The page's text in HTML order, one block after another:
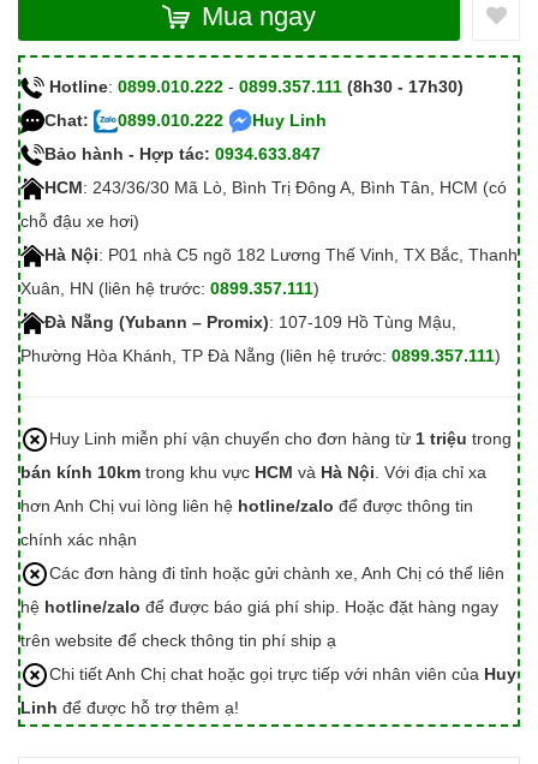
Mua ngay
Hotline: 0899.010.222 - 0899.357.111 (8h30 - 17h30)
Chat:
0899.010.222
Huy Linh
Bảo hành - Hợp tác: 0934.633.847
HCM: 243/36/30 Mã Lò, Bình Trị Đông A, Bình Tân, HCM (có
chỗ đậu xe hơi)
Hà Nội: P01 nhà C5 ngõ 182 Lương Thế Vinh, TX Bắc, Thanh
Xuân, HN (liên hệ trước: 0899.357.111)
Đà Nẵng (Yubann – Promix): 107-109 Hồ Tùng Mậu,
Phường Hòa Khánh, TP Đà Nẵng (liên hệ trước: 0899.357.111)
Huy Linh miễn phí vận chuyển cho đơn hàng từ 1 triệu trong
bán kính 10km trong khu vực HCM và Hà Nội . Với địa chỉ xa
hơn Anh Chị vui lòng liên hệ hotline/zalo để được thông tin
chính xác nhận
Các đơn hàng đi tỉnh hoặc gửi chành xe, Anh Chị có thể liên
hệ hotline/zalo để được báo giá phí ship. Hoặc đặt hàng ngay
trên website để check thông tin phí ship ạ
Chi tiết Anh Chị chat hoặc gọi trực tiếp với nhân viên của Huy
Linh để được hỗ trợ thêm ạ!